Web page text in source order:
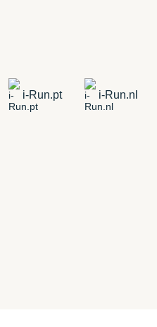
i-Run.pt i-Run.nl